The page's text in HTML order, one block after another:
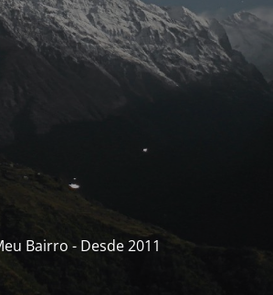
Bairro - Desde 2011